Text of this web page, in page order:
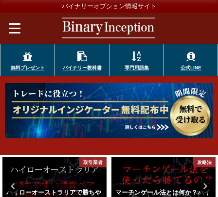
バイナリーオプション情報サイト
無料プレゼント バイナリー教科書 専門用語集 公式LINE
攻略法
マーチンゲール法とは何か？ハイ
攻略法
CCIインジケーターでハイローオ